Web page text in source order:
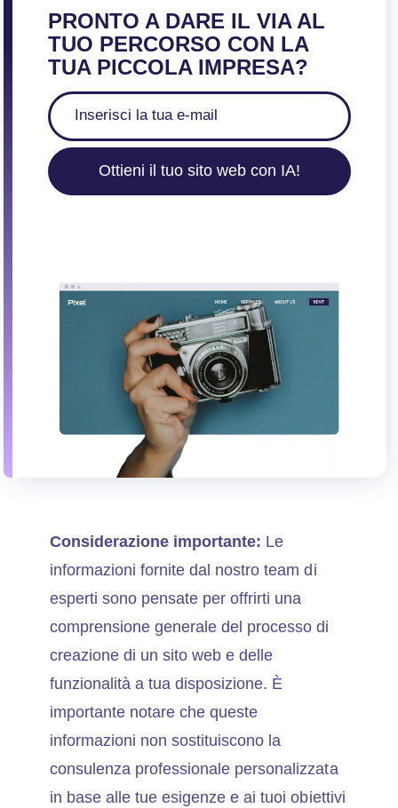
PRONTO A DARE IL VIA AL
TUO PERCORSO CON LA
TUA PICCOLA IMPRESA?
Ottieni il tuo sito web con IA!
Considerazione importante: Le
informazioni fornite dal nostro team di
esperti sono pensate per offrirti una
comprensione generale del processo di
creazione di un sito web e delle
funzionalità a tua disposizione. È
importante notare che queste
informazioni non sostituiscono la
consulenza professionale personalizzata
in base alle tue esigenze e ai tuoi obiettivi